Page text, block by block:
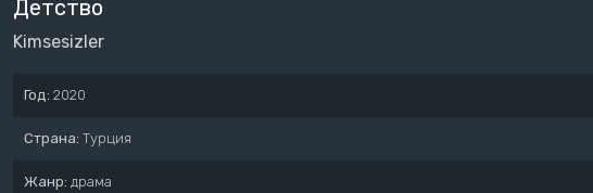
Детство
Kimsesizler
Год: 2020
Страна: Турция
Жанр: драма